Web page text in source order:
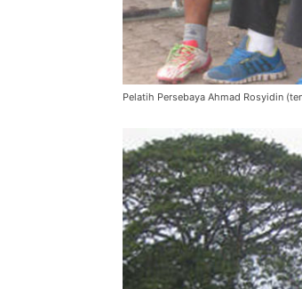
Pelatih Persebaya Ahmad Rosyidin